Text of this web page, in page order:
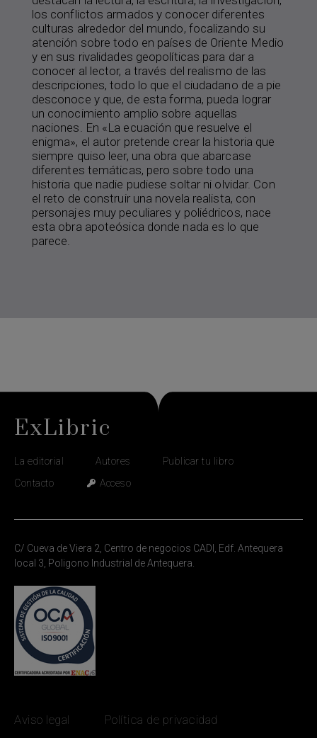
los conflictos armados y conocer diferentes
culturas alrededor del mundo, focalizando su
atención sobre todo en países de Oriente Medio
y en sus rivalidades geopolíticas para dar a
conocer al lector, a través del realismo de las
descripciones, todo lo que el ciudadano de a pie
desconoce y que, de esta forma, pueda lograr
un conocimiento amplio sobre aquellas
naciones. En «La ecuación que resuelve el
enigma», el autor pretende crear la historia que
siempre quiso leer, una obra que abarcase
diferentes temáticas, pero sobre todo una
historia que nadie pudiese soltar ni olvidar. Con
el reto de construir una novela realista, con
personajes muy peculiares y poliédricos, nace
esta obra apoteósica donde nada es lo que
parece.
ExLibric
La editorial Autores
Publicar tu libro
Contacto
Acceso
C/ Cueva de Viera 2, Centro de negocios CADI, Edf. Antequera
local 3, Poligono Industrial de Antequera.
Aviso legal
Política de privacidad